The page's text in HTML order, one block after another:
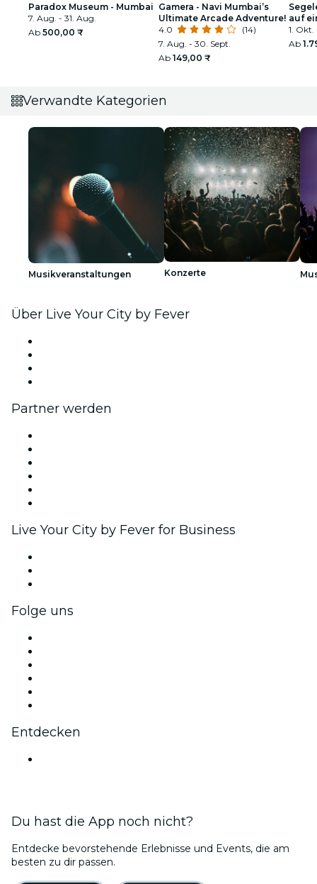
Paradox Museum - Mumbai
7. Aug. - 31. Aug.
Ab 500,00 ₹
Gamera - Navi Mumbai’s
Ultimate Arcade Adventure!
4.0
(14)
7. Aug. - 30. Sept.
Ab 149,00 ₹
auf
Yacht
1. Okt.
Ab
Verwandte Kategorien
Musikveranstaltungen Konzerte
Über Live Your City by Fever
Partner werden
Live Your City by Fever for Business
Folge uns
Entdecken
Du hast die App noch nicht?
Entdecke bevorstehende Erlebnisse und Events, die am
besten zu dir passen.